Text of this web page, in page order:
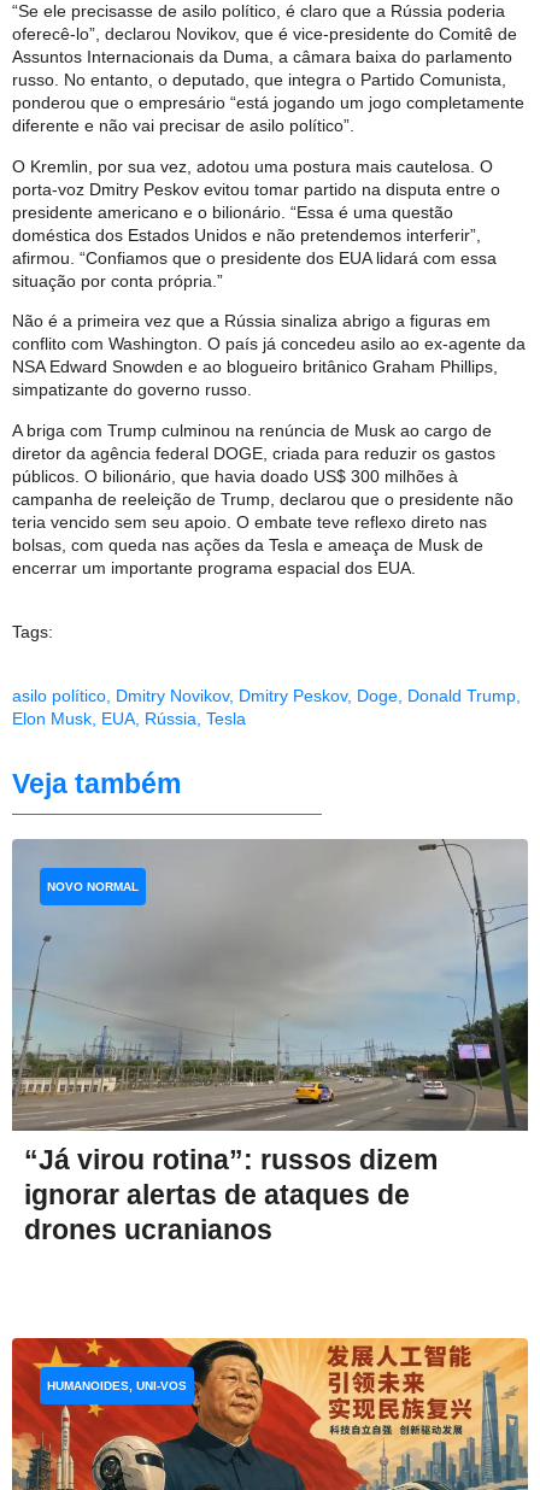
“Se ele precisasse de asilo político, é claro que a Rússia poderia
oferecê-lo”, declarou Novikov, que é vice-presidente do Comitê de
Assuntos Internacionais da Duma, a câmara baixa do parlamento
russo. No entanto, o deputado, que integra o Partido Comunista,
ponderou que o empresário “está jogando um jogo completamente
diferente e não vai precisar de asilo político”.
O Kremlin, por sua vez, adotou uma postura mais cautelosa. O
porta-voz Dmitry Peskov evitou tomar partido na disputa entre o
presidente americano e o bilionário. “Essa é uma questão
doméstica dos Estados Unidos e não pretendemos interferir”,
afirmou. “Confiamos que o presidente dos EUA lidará com essa
situação por conta própria.”
Não é a primeira vez que a Rússia sinaliza abrigo a figuras em
conflito com Washington. O país já concedeu asilo ao ex-agente da
NSA Edward Snowden e ao blogueiro britânico Graham Phillips,
simpatizante do governo russo.
A briga com Trump culminou na renúncia de Musk ao cargo de
diretor da agência federal DOGE, criada para reduzir os gastos
públicos. O bilionário, que havia doado US$ 300 milhões à
campanha de reeleição de Trump, declarou que o presidente não
teria vencido sem seu apoio. O embate teve reflexo direto nas
bolsas, com queda nas ações da Tesla e ameaça de Musk de
encerrar um importante programa espacial dos EUA.
Tags:
asilo político, Dmitry Novikov, Dmitry Peskov, Doge, Donald Trump,
Elon Musk, EUA, Rússia, Tesla
Veja também
“Já virou rotina”: russos dizem
ignorar alertas de ataques de
drones ucranianos
NOVO NORMAL
HUMANOIDES, UNI-VOS